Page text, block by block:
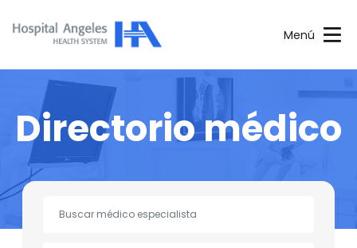
Menú
Directorio médico